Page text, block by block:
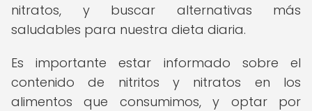
nitratos, y buscar alternativas más
saludables para nuestra dieta diaria.
Es importante estar informado sobre el
contenido de nitritos y nitratos en los
alimentos que consumimos, y optar por